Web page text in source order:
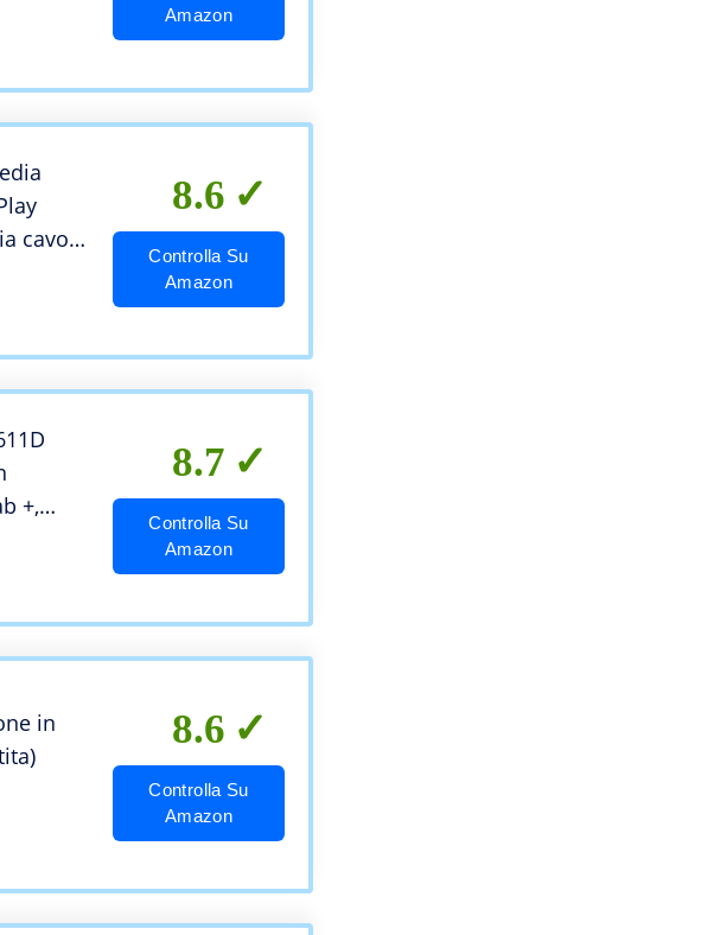
Amazon
cavo),
8.6
Controlla Su
Amazon
+,
e
8.7
Controlla Su
Amazon
in
8.6
Controlla Su
Amazon